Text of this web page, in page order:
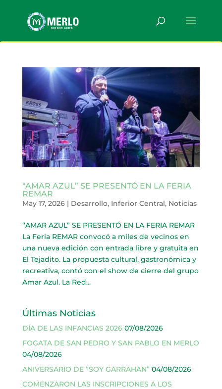
“AMAR AZUL” SE PRESENTÓ EN LA FERIA
REMAR
May 17, 2026| Desarrollo, Inferior Central, Noticias
“AMAR AZUL” SE PRESENTÓ EN LA FERIA REMAR
La Feria REMAR convocó a miles de vecinos en
una nueva edición con entrada libre y gratuita en
El Tejadito. La propuesta cultural, gastronómica y
recreativa, contó con el show de cierre del grupo
Amar Azul. La Red...
Últimas Noticias
DÍA DE LAS INFANCIAS 2026 07/08/2026
FOGATA DE SAN PEDRO Y SAN PABLO EN MERLO
04/08/2026
ANIVERSARIO DE “SOY GARRAHAN” 04/08/2026
COMENZARON LAS INSCRIPCIONES A LOS